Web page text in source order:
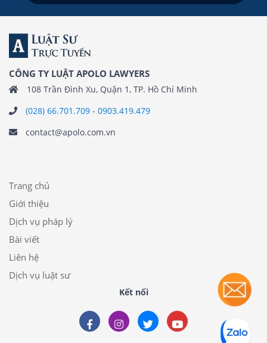
CÔNG TY LUẬT APOLO LAWYERS
108 Trần Đình Xu, Quận 1, TP. Hồ Chí Minh
(028) 66.701.709 - 0903.419.479
contact@apolo.com.vn
Trang chủ
Giới thiệu
Dịch vụ pháp lý
Bài viết
Liên hệ
Dịch vụ luật sư
Kết nối